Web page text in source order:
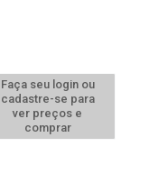
Faça seu login ou
cadastre-se para
ver preços e
comprar